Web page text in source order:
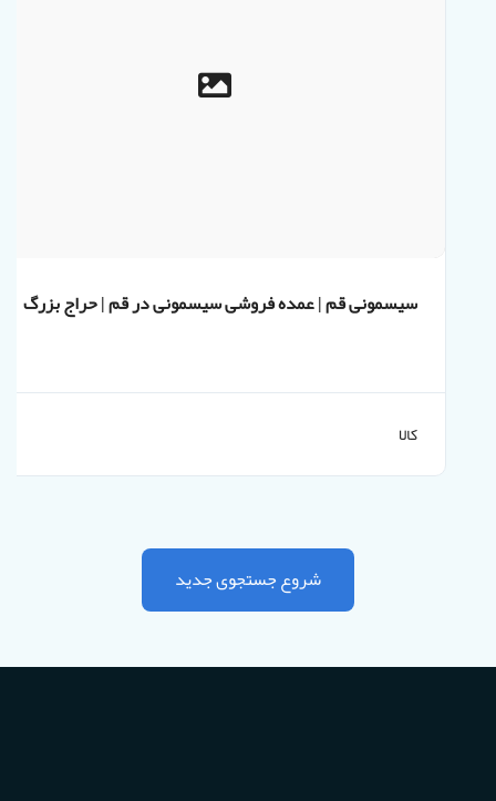
سیسمونی قم | عمده فروشی سیسمونی در قم | حراج بزرگ
کالا
شروع جستجوی جدید